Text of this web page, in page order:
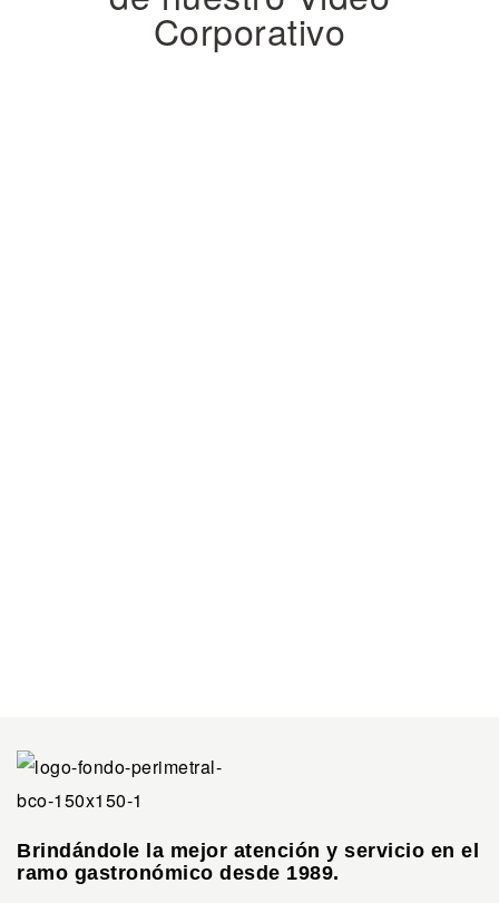
Corporativo
Brindándole la mejor atención y servicio en el
ramo gastronómico desde 1989.